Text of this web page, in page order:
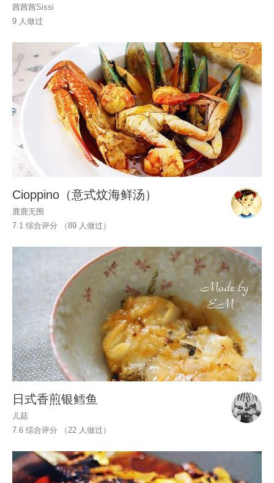
茜茜茜Sissi
9 人做过
Cioppino（意式炆海鲜汤）
鹿鹿无围
7.1 综合评分 （89 人做过）
日式香煎银鳕鱼
儿菇
7.6 综合评分 （22 人做过）